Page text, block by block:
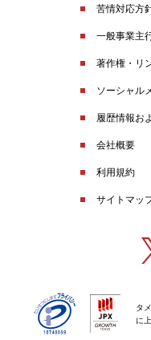
苦情対応方
一般事業主
著作権・リ
ソーシャル
履歴情報お
会社概要
利用規約
サイトマッ
タ
に